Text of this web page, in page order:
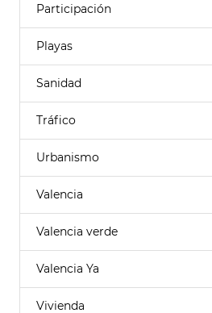
Participación
Playas
Sanidad
Tráfico
Urbanismo
Valencia
Valencia verde
Valencia Ya
Vivienda